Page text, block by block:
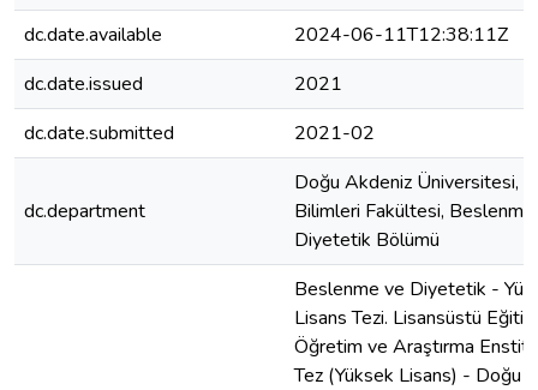
dc.date.available
2024-06-11T12:38:11Z
dc.date.issued
2021
dc.date.submitted
2021-02
dc.department
Doğu Akdeniz Üniversitesi,
Bilimleri Fakültesi,
Diyetetik Bölümü
Beslenme ve Diyetetik -
Lisans Tezi. Lisansüstü
Öğretim ve Araştırma
Tez (Yüksek Lisans) - Doğu